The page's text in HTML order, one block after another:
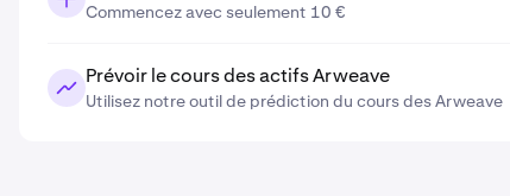
Commencez avec seulement 10 €
Prévoir le cours des actifs Arweave
Utilisez notre outil de prédiction du cours des Arweave